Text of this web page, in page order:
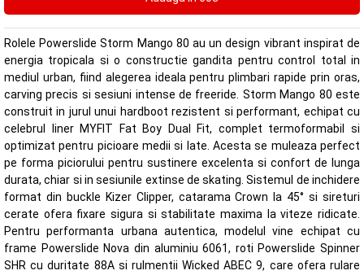
Rolele Powerslide Storm Mango 80 au un design vibrant inspirat de
energia tropicala si o constructie gandita pentru control total in
mediul urban, fiind alegerea ideala pentru plimbari rapide prin oras,
carving precis si sesiuni intense de freeride. Storm Mango 80 este
construit in jurul unui hardboot rezistent si performant, echipat cu
celebrul liner MYFIT Fat Boy Dual Fit, complet termoformabil si
optimizat pentru picioare medii si late. Acesta se muleaza perfect
pe forma piciorului pentru sustinere excelenta si confort de lunga
durata, chiar si in sesiunile extinse de skating. Sistemul de inchidere
format din buckle Kizer Clipper, catarama Crown la 45° si sireturi
cerate ofera fixare sigura si stabilitate maxima la viteze ridicate.
Pentru performanta urbana autentica, modelul vine echipat cu
frame Powerslide Nova din aluminiu 6061, roti Powerslide Spinner
SHR cu duritate 88A si rulmentii Wicked ABEC 9, care ofera rulare